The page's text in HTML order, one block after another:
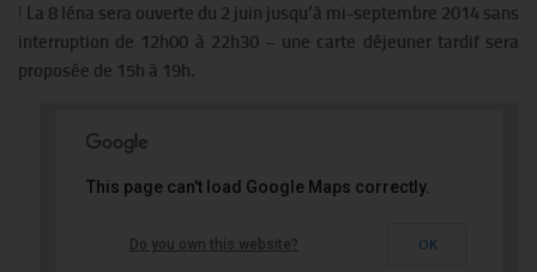
La 8 Iéna sera ouverte du 2 juin jusqu’à mi-septembre 2014 sans
interruption de 12h00 à 22h30 – une carte déjeuner tardif sera
proposée de 15h à 19h.
This page can't load Google Maps correctly.
Do you own this website? OK